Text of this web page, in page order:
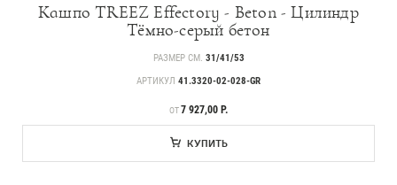
Кашпо TREEZ Effectory - Beton - Цилиндр
Тёмно-серый бетон
РАЗМЕР СМ. 31/41/53
АРТИКУЛ 41.3320-02-028-GR
ЦЕНА
ОТ7 927,00 Р.
КУПИТЬ